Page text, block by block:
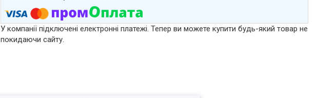
У компанії підключені електронні платежі. Тепер ви можете купити будь-який товар не
покидаючи сайту.